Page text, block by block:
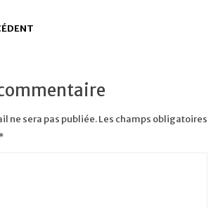
ne sera pas publiée.Les champs obligatoires